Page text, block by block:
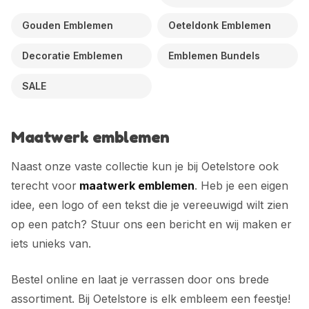
Gouden Emblemen Oeteldonk Emblemen
Decoratie Emblemen Emblemen Bundels
SALE
Maatwerk emblemen
Naast onze vaste collectie kun je bij Oetelstore ook
terecht voor maatwerk emblemen. Heb je een eigen
idee, een logo of een tekst die je vereeuwigd wilt zien
op een patch? Stuur ons een bericht en wij maken er
iets unieks van.
Bestel online en laat je verrassen door ons brede
assortiment. Bij Oetelstore is elk embleem een feestje!